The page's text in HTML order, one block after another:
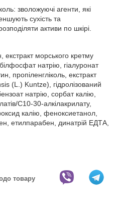
зволожуючі агенти, які
сухість та
активи по шкірі.
екстракт морського кретму
натрію, гіалуронат
пропіленгліколь, екстракт
(L.) Kuntze), гідролізований
натрію, сорбат калію,
C10-30-алкілакрилату,
калію, феноксиетанол,
етилпарабен, динатрій ЕДТА,
товару